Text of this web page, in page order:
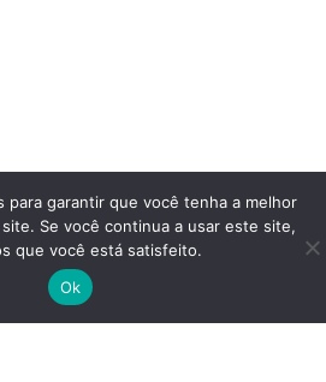
para garantir que você tenha a melhor
Se você continua a usar este site,
que você está satisfeito.
Ok